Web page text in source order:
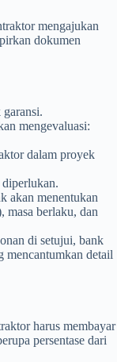
mengajukan
dokumen
mengevaluasi:
dalam proyek
akan menentukan
masa berlaku, dan
di setujui, bank
mencantumkan detail
harus membayar
persentase dari